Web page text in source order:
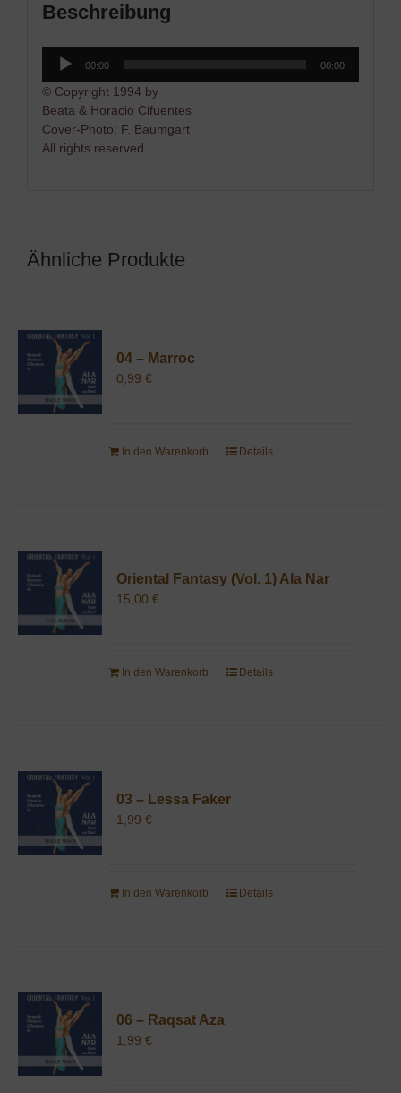
Beschreibung
Audio-
Player
00:00 00:00
© Copyright 1994 by
Beata & Horacio Cifuentes
Cover-Photo: F. Baumgart
All rights reserved
Ähnliche Produkte
04 – Marroc
0,99 €
In den Warenkorb Details
Oriental Fantasy (Vol. 1) Ala Nar
15,00 €
In den Warenkorb Details
03 – Lessa Faker
1,99 €
In den Warenkorb Details
06 – Raqsat Aza
1,99 €